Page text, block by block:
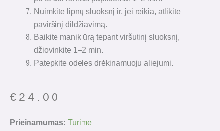
Nuimkite lipnų sluoksnį ir, jei reikia, atlikite
paviršinį dildžiavimą.
Baikite manikiūrą tepant viršutinį sluoksnį,
džiovinkite 1–2 min.
Patepkite odeles drėkinamuoju aliejumi.
€ 24.00
Prieinamumas: Turime
produkto